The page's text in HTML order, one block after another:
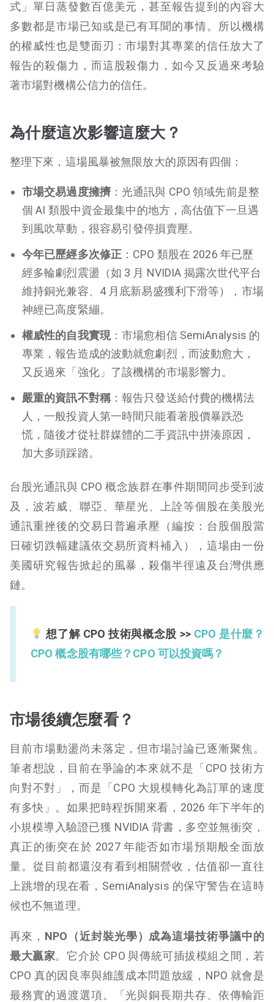
式」單日蒸發數百億美元，甚至報告提到的內容大
多數都是市場已知或是已有耳聞的事情。所以機構
的權威性也是雙面刃：市場對其專業的信任放大了
報告的殺傷力，而這股殺傷力，如今又反過來考驗
著市場對機構公信力的信任。
為什麼這次影響這麼大？
整理下來，這場風暴被無限放大的原因有四個：
市場交易過度擁擠：光通訊與 CPO 領域先前是整
個 AI 類股中資金最集中的地方，高估值下一旦遇
到風吹草動，很容易引發停損賣壓。
今年已歷經多次修正 ：CPO 類股在 2026 年已歷
經多輪劇烈震盪（如 3 月 NVIDIA 揭露次世代平台
維持銅光兼容、4 月底新易盛獲利下滑等），市場
神經已高度緊繃。
權威性的自我實現：市場愈相信 SemiAnalysis 的
專業，報告造成的波動就愈劇烈，而波動愈大，
又反過來「強化」了該機構的市場影響力。
嚴重的資訊不對稱：報告只發送給付費的機構法
人，一般投資人第一時間只能看著股價暴跌恐
慌，隨後才從社群媒體的二手資訊中拼湊原因，
加大多頭踩踏。
台股光通訊與 CPO 概念族群在事件期間同步受到波
及，波若威、聯亞、華星光、上詮等個股在美股光
通訊重挫後的交易日普遍承壓（編按：台股個股當
日確切跌幅建議依交易所資料補入），這場由一份
美國研究報告掀起的風暴，殺傷半徑遠及台灣供應
鏈。
想了解 CPO 技術與概念股 >> CPO 是什麼？
CPO 概念股有哪些？CPO 可以投資嗎？
市場後續怎麼看？
目前市場動盪尚未落定，但市場討論已逐漸聚焦。
筆者想說，目前在爭論的本來就不是「CPO 技術方
向對不對」，而是「CPO 大規模轉化為訂單的速度
有多快」。如果把時程拆開來看，2026 年下半年的
小規模導入驗證已獲 NVIDIA 背書，多空並無衝突，
真正的衝突在於 2027 年能否如市場預期般全面放
量。從目前都還沒有看到相關營收，估值卻一直往
上跳增的現在看，SemiAnalysis 的保守警告在這時
候也不無道理。
再來， NPO（近封裝光學）成為這場技術爭議中的
最大贏家。它介於 CPO 與傳統可插拔模組之間，若
CPO 真的因良率與維護成本問題放緩，NPO 就會是
最務實的過渡選項。「光與銅長期共存、依傳輸距